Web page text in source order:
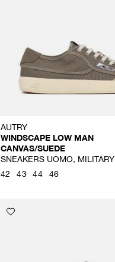
AUTRY
WINDSCAPE LOW MAN
CANVAS/SUEDE
SNEAKERS UOMO, MILITARY
42 43 44 46